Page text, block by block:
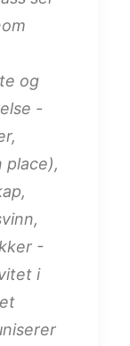
og
-
place),
-
i